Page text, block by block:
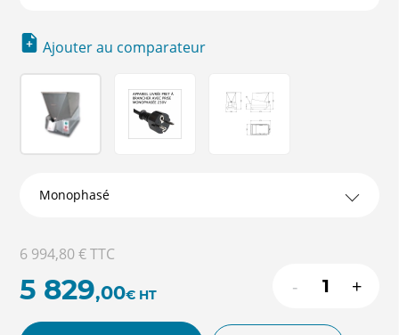
Ajouter au comparateur
6 994,80 €TTC
5 829,00€ HT - +